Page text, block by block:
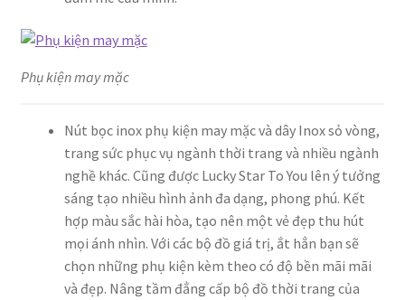
Phụ kiện may mặc
Nút bọc inox phụ kiện may mặc và dây Inox sỏ vòng,
trang sức phục vụ ngành thời trang và nhiều ngành
nghề khác. Cũng được Lucky Star To You lên ý tưởng
sáng tạo nhiều hình ảnh đa dạng, phong phú. Kết
hợp màu sắc hài hòa, tạo nên một vẻ đẹp thu hút
mọi ánh nhìn. Với các bộ đồ giá trị, ắt hẳn bạn sẽ
chọn những phụ kiện kèm theo có độ bền mãi mãi
và đẹp. Nâng tầm đẳng cấp bộ đồ thời trang của